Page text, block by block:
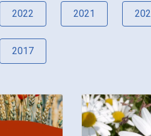
2022 2021
2017